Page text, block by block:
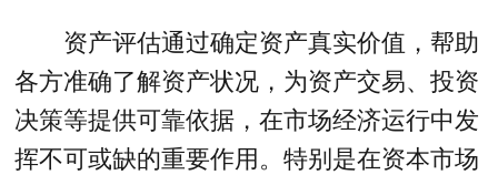
资产评估通过确定资产真实价值，帮助
各方准确了解资产状况，为资产交易、投资
决策等提供可靠依据，在市场经济运行中发
挥不可或缺的重要作用。特别是在资本市场